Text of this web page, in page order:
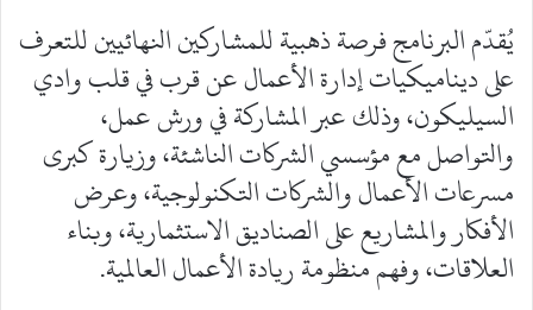
يُقدّم البرنامج فرصة ذهبية للمشاركين النهائيين للتعرف
على ديناميكيات إدارة الأعمال عن قرب في قلب وادي
السيليكون، وذلك عبر المشاركة في ورش عمل،
والتواصل مع مؤسسي الشركات الناشئة، وزيارة كبرى
مسرعات الأعمال والشركات التكنولوجية، وعرض
الأفكار والمشاريع على الصناديق الاستثمارية، وبناء
العلاقات، وفهم منظومة ريادة الأعمال العالمية.